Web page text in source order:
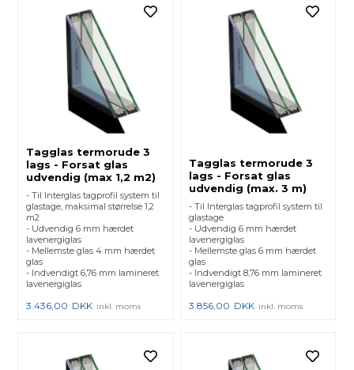
Tagglas termorude 3
lags - Forsat glas
udvendig (max 1,2 m2)
- Til Interglas tagprofil system til
glastage, maksimal størrelse 1,2
m2
- Udvendig 6 mm hærdet
lavenergiglas
- Mellemste glas 4 mm hærdet
glas
- Indvendigt 6,76 mm lamineret
lavenergiglas
3.436,00 DKK inkl. moms
Tagglas termorude 3
lags - Forsat glas
udvendig (max. 3 m)
- Til Interglas tagprofil system til
glastage
- Udvendig 6 mm hærdet
lavenergiglas
- Mellemste glas 6 mm hærdet
glas
- Indvendigt 8,76 mm lamineret
lavenergiglas
3.856,00 DKK inkl. moms